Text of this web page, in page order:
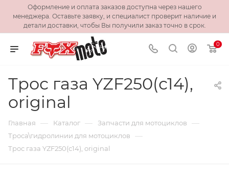
Оформление и оплата заказов доступна через нашего
менеджера. Оставьте заявку, и специалист проверит наличие и
детали доставки, чтобы Вы получили заказ точно в срок.
0
Трос газа YZF250(с14),
original
Главная — Каталог — Запчасти для мотоциклов —
Троса\гидролинии для мотоциклов —
Трос газа YZF250(с14), original